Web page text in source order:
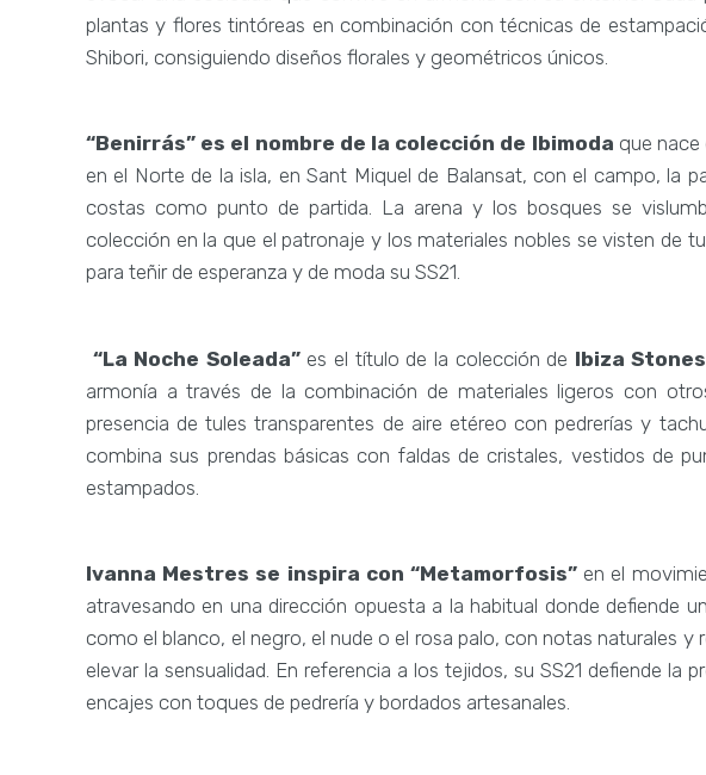
plantas y flores tintóreas en combinación con técnicas de
Shibori, consiguiendo diseños florales y geométricos únicos.
“Benirrás” es el nombre de la colección de Ibimoda que nace
en el Norte de la isla, en Sant Miquel de Balansat, con el campo, la
costas como punto de partida. La arena y los bosques se
colección en la que el patronaje y los materiales nobles se visten de
para teñir de esperanza y de moda su SS21.
“La Noche Soleada”es el título de la colección de Ibiza Stones
armonía a través de la combinación de materiales ligeros con
presencia de tules transparentes de aire etéreo con pedrerías y
combina sus prendas básicas con faldas de cristales, vestidos de
estampados.
Ivanna Mestres se inspira con “Metamorfosis” en el
atravesando en una dirección opuesta a la habitual donde defiende
como el blanco, el negro, el nude o el rosa palo, con notas naturales y
elevar la sensualidad. En referencia a los tejidos, su SS21 defiende la
encajes con toques de pedrería y bordados artesanales.